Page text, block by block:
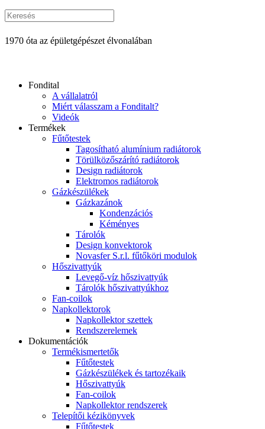
1970 óta az épületgépészet élvonalában
Fondital
A vállalatról
Miért válasszam a Fonditalt?
Videók
Termékek
Fűtőtestek
Tagosítható alumínium radiátorok
Törülközőszárító radiátorok
Design radiátorok
Elektromos radiátorok
Gázkészülékek
Gázkazánok
Kondenzációs
Kéményes
Tárolók
Design konvektorok
Novasfer S.r.l. fűtőköri modulok
Hőszivattyúk
Levegő-víz hőszivattyúk
Tárolók hőszivattyúkhoz
Fan-coilok
Napkollektorok
Napkollektor szettek
Rendszerelemek
Dokumentációk
Termékismertetők
Fűtőtestek
Gázkészülékek és tartozékaik
Hőszivattyúk
Fan-coilok
Napkollektor rendszerek
Telepítői kézikönyvek
Fűtőtestek